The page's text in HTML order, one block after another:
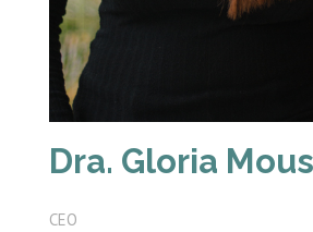
Dra. Gloria
CEO